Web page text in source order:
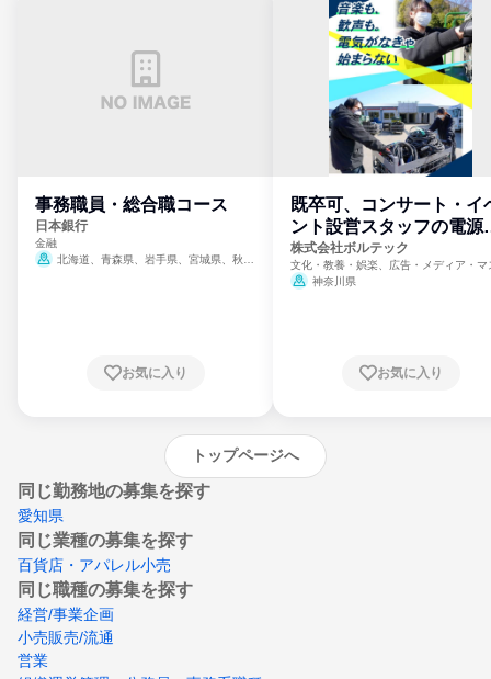
事務職員・総合職コース
日本銀行
金融
北海道、青森県、岩手県、宮城県、秋田
崎県、熊本県、大分県、宮崎県、鹿児島県、
お気に入り
既卒可、コンサート・イ
ント設営スタッフの電源
門
株式会社ボルテック
文化・教養・娯楽、広告・メディア・マ
ミ、電力・ガス・水道・エネルギー
神奈川県
お気に入り
トップページへ
同じ勤務地の募集を探す
愛知県
同じ業種の募集を探す
百貨店・アパレル小売
同じ職種の募集を探す
経営/事業企画
小売販売/流通
営業